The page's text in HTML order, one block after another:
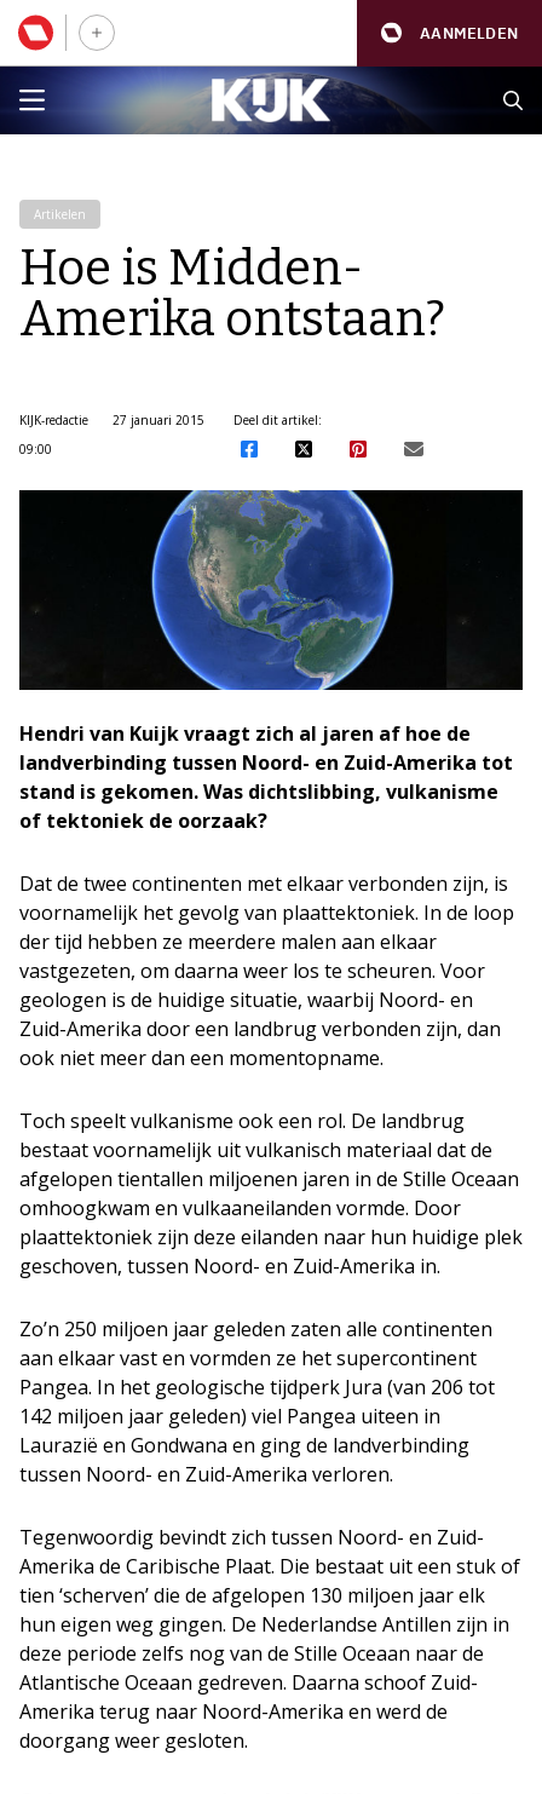
AANMELDEN
Artikelen
Hoe is Midden-
Amerika ontstaan?
KIJK-redactie
27 januari 2015
09:00
Deel dit artikel:
Hendri van Kuijk vraagt zich al jaren af hoe de
landverbinding tussen Noord- en Zuid-Amerika tot
stand is gekomen. Was dichtslibbing, vulkanisme
of tektoniek de oorzaak?
Dat de twee continenten met elkaar verbonden zijn, is
voornamelijk het gevolg van plaattektoniek. In de loop
der tijd hebben ze meerdere malen aan elkaar
vastgezeten, om daarna weer los te scheuren. Voor
geologen is de huidige situatie, waarbij Noord- en
Zuid-Amerika door een landbrug verbonden zijn, dan
ook niet meer dan een momentopname.
Toch speelt vulkanisme ook een rol. De landbrug
bestaat voornamelijk uit vulkanisch materiaal dat de
afgelopen tientallen miljoenen jaren in de Stille Oceaan
omhoogkwam en vulkaaneilanden vormde. Door
plaattektoniek zijn deze eilanden naar hun huidige plek
geschoven, tussen Noord- en Zuid-Amerika in.
Zo’n 250 miljoen jaar geleden zaten alle continenten
aan elkaar vast en vormden ze het supercontinent
Pangea. In het geologische tijdperk Jura (van 206 tot
142 miljoen jaar geleden) viel Pangea uiteen in
Laurazië en Gondwana en ging de landverbinding
tussen Noord- en Zuid-Amerika verloren.
Tegenwoordig bevindt zich tussen Noord- en Zuid-
Amerika de Caribische Plaat. Die bestaat uit een stuk of
tien ‘scherven’ die de afgelopen 130 miljoen jaar elk
hun eigen weg gingen. De Nederlandse Antillen zijn in
deze periode zelfs nog van de Stille Oceaan naar de
Atlantische Oceaan gedreven. Daarna schoof Zuid-
Amerika terug naar Noord-Amerika en werd de
doorgang weer gesloten.